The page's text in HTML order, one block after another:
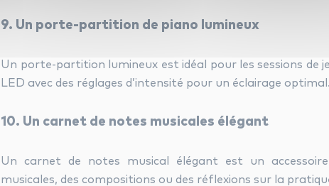
9. Un porte-partition de piano lumineux
Un porte-partition lumineux est idéal pour les sessions de
LED avec des réglages d’intensité pour un éclairage optimal.
10. Un carnet de notes musicales élégant
Un carnet de notes musical élégant est un
musicales, des compositions ou des réflexions sur la